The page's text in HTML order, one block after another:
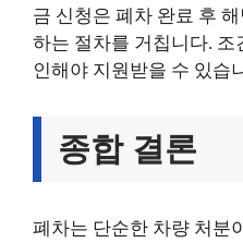
금 신청은 폐차 완료 후
하는 절차를 거칩니다.
인해야 지원받을 수 있습
종합 결론
폐차는 단순한 차량 처분